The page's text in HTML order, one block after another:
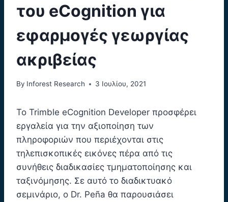
του eCognition για
εφαρμογές γεωργίας
ακριβείας
By Inforest Research 3 Ιουλίου, 2021
Το Trimble eCognition Developer προσφέρει
εργαλεία για την αξιοποίηση των
πληροφοριών που περιέχονται στις
τηλεπισκοπικές εικόνες πέρα από τις
συνήθεις διαδικασίες τμηματοποίησης και
ταξινόμησης. Σε αυτό το διαδικτυακό
σεμινάριο, ο Dr. Peña θα παρουσιάσει